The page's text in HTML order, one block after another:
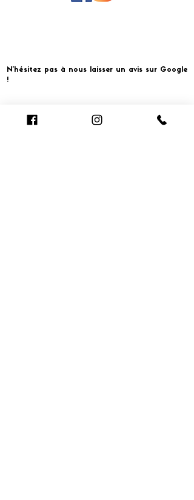
N'hésitez pas à nous laisser un avis sur Google
!
Cliquer pour laisser un avis